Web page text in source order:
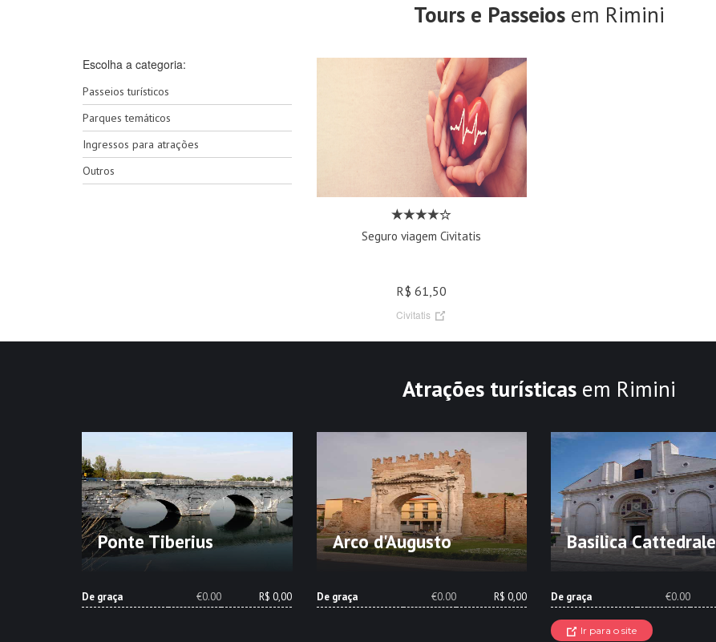
Tours e Passeiosem Rimini
Escolha a categoria:
Passeios turísticos
Parques temáticos
Ingressos para atrações
Outros
Seguro viagem Civitatis
R$ 61,50
Civitatis
Atrações turísticasem Rimini
Ponte Tiberius
De graça €0.00 R$ 0,00
Arco d'Augusto
De graça €0.00 R$ 0,00
Basilica Cattedrale
De graça €0.00
Ir para o site